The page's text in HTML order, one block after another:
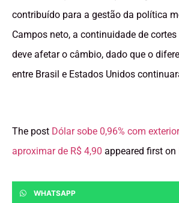
contribuído para a gestão da política
Campos neto, a continuidade de
deve afetar o câmbio, dado que o
entre Brasil e Estados Unidos
The post Dólar sobe 0,96% com
aproximar de R$ 4,90 appeared first on
WHATSAPP